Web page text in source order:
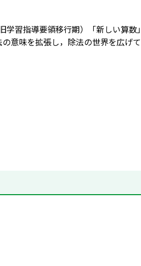
習指導要領移行期）「新しい算数
意味を拡張し，除法の世界を広げて